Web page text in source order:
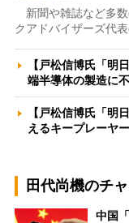
新聞や雑誌など多数
クアドバイザーズ代
【戸松信博氏「明
端半導体の製造に
【戸松信博氏「明
えるキープレー
田代尚機のチ
中国